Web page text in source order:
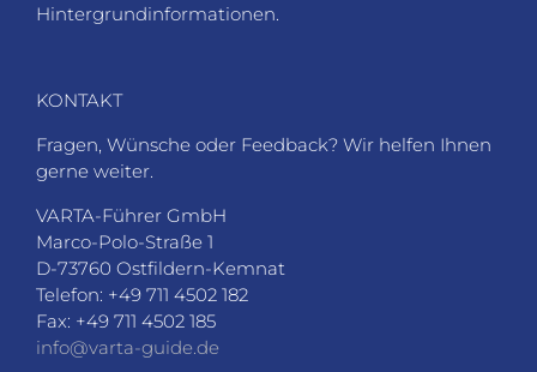
Hintergrundinformationen.
KONTAKT
Fragen, Wünsche oder Feedback? Wir helfen Ihnen
gerne weiter.
VARTA-Führer GmbH
Marco-Polo-Straße 1
D-73760 Ostfildern-Kemnat
Telefon: +49 711 4502 182
Fax: +49 711 4502 185
info@varta-guide.de